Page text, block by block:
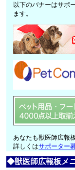
以下のバナーはサポ
ます。
あなたも獣医師広報
詳しくはサポーター
◆獣医師広報板メ